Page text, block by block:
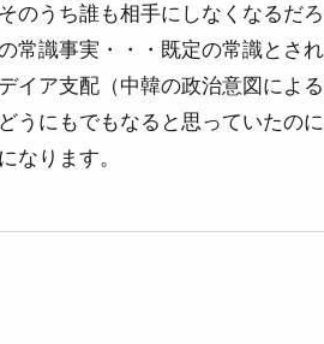
のうち誰も相手にしなくなるだ
常識事実・・・既定の常識とさ
イア支配（中韓の政治意図によ
うにもでもなると思っていたの
なります。